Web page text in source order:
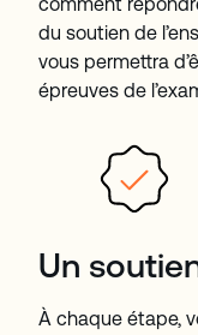
du soutien de
vous permettra
épreuves de
Un
À chaque étape,